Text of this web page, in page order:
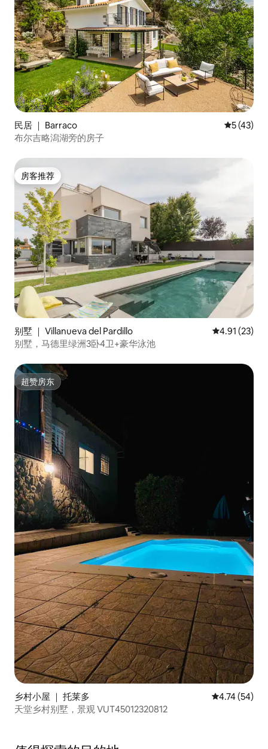
民居 ｜ Barraco 平均评分
5 (43)
布尔吉略潟湖旁的房子
房客推荐
房客推荐
别墅 ｜ Villanueva del Pardillo 平均评分
4.91 (23)
别墅，马德里绿洲3卧4卫+豪华泳池
超赞房东
超赞房东
乡村小屋 ｜ 托莱多 平均评分
4.74 (54)
天堂乡村别墅，景观 VUT45012320812